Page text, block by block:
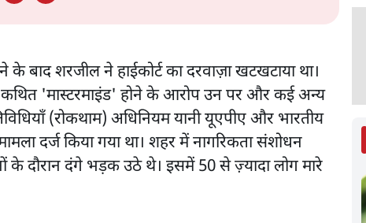
बाद शरजील ने हाईकोर्ट का दरवाज़ा खटखटाया था।
कथित 'मास्टरमाइंड' होने के आरोप उन पर और कई अन्य
(रोकथाम) अधिनियम यानी यूएपीए और भारतीय
दर्ज किया गया था। शहर में नागरिकता संशोधन
के दौरान दंगे भड़क उठे थे। इसमें 50 से ज़्यादा लोग मारे